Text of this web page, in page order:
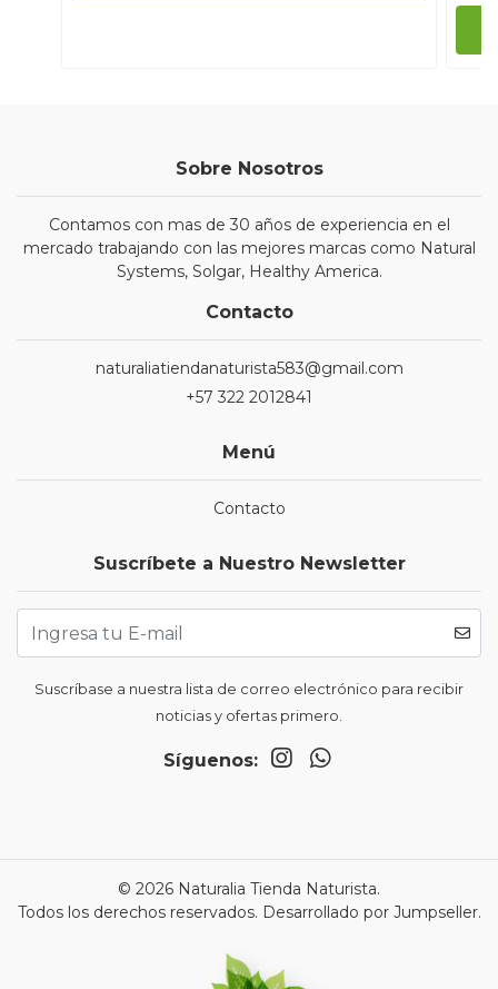
Sobre Nosotros
Contamos con mas de 30 años de experiencia en el
mercado trabajando con las mejores marcas como Natural
Systems, Solgar, Healthy America.
Contacto
naturaliatiendanaturista583@gmail.com
+57 322 2012841
Menú
Contacto
Suscríbete a Nuestro Newsletter
Suscríbase a nuestra lista de correo electrónico para recibir
noticias y ofertas primero.
Síguenos:
© 2026 Naturalia Tienda Naturista.
Todos los derechos reservados. Desarrollado por Jumpseller.